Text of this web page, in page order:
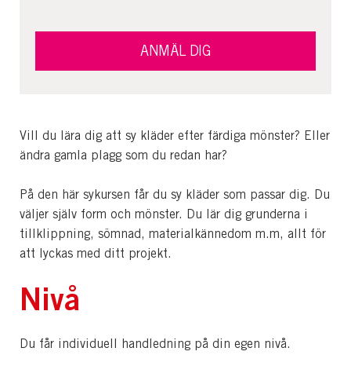
Vill du lära dig att sy kläder efter färdiga mönster? Eller
ändra gamla plagg som du redan har?
På den här sykursen får du sy kläder som passar dig. Du
väljer själv form och mönster. Du lär dig grunderna i
tillklippning, sömnad, materialkännedom m.m, allt för
att lyckas med ditt projekt.
Nivå
Du får individuell handledning på din egen nivå.
ANMÄL DIG